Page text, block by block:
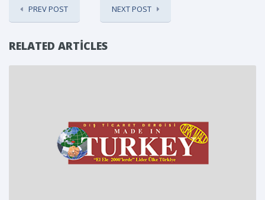
PREV POST NEXT POST
RELATED ARTICLES